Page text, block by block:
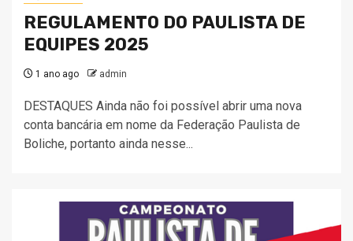
REGULAMENTO DO PAULISTA DE
EQUIPES 2025
1 ano ago admin
DESTAQUES Ainda não foi possível abrir uma nova
conta bancária em nome da Federação Paulista de
Boliche, portanto ainda nesse...